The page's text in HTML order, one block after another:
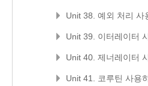
Unit 38. 예외 처리 사
Unit 39. 이터레이터
Unit 40. 제너레이터
Unit 41. 코루틴 사용